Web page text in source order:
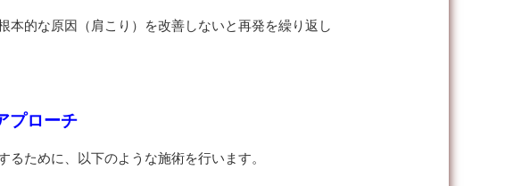
本的な原因（肩こり）を改善しないと再発を繰り返し
プローチ
ために、以下のような施術を行います。